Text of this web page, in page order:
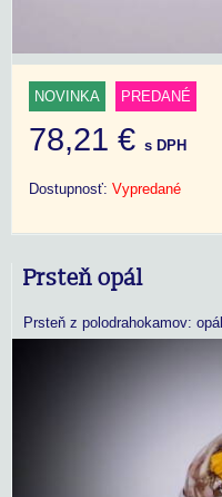
NOVINKA PREDANÉ
78,21 € s DPH
Dostupnosť: Vypredané
Prsteň opál
Prsteň z polodrahokamov: opál